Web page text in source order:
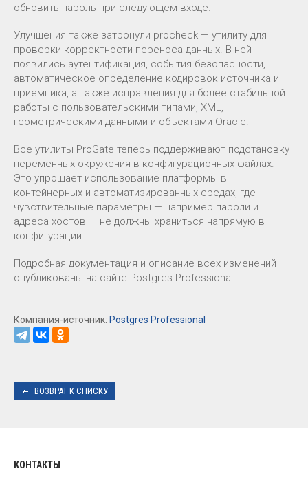
обновить пароль при следующем входе.
Улучшения также затронули procheck — утилиту для
проверки корректности переноса данных. В ней
появились аутентификация, события безопасности,
автоматическое определение кодировок источника и
приёмника, а также исправления для более стабильной
работы с пользовательскими типами, XML,
геометрическими данными и объектами Oracle.
Все утилиты ProGate теперь поддерживают подстановку
переменных окружения в конфигурационных файлах.
Это упрощает использование платформы в
контейнерных и автоматизированных средах, где
чувствительные параметры — например пароли и
адреса хостов — не должны храниться напрямую в
конфигурации.
Подробная документация и описание всех изменений
опубликованы на сайте Postgres Professional
Компания-источник: Postgres Professional
ВОЗВРАТ К СПИСКУ
КОНТАКТЫ